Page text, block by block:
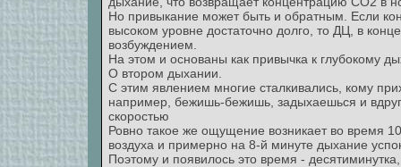
Но привыкание может быть и обратным. Если
высоком уровне достаточно долго, то ДЦ, в
возбуждением.
На этом и основаны как привычка к глубокому
О втором дыхании.
С этим явлением многие сталкивались, кому
например, бежишь-бежишь, задыхаешься и
скоростью
Ровно такое же ощущение возникает во время
воздуха и примерно на 8-й минуте дыхание
Поэтому и появилось это время -